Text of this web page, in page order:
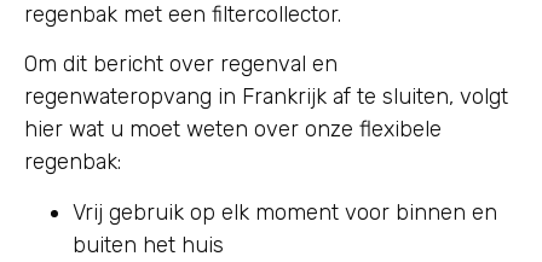
regenbak met een filtercollector.
Om dit bericht over regenval en
regenwateropvang in Frankrijk af te sluiten, volgt
hier wat u moet weten over onze flexibele
regenbak:
Vrij gebruik op elk moment voor binnen en
buiten het huis